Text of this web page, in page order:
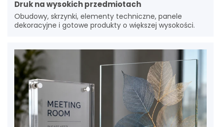
Druk na wysokich przedmiotach
Obudowy, skrzynki, elementy techniczne, panele
dekoracyjne i gotowe produkty o większej wysokości.